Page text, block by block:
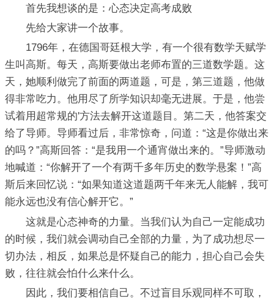
首先我想谈的是：心态决定高考成败
先给大家讲一个故事。
1796年，在德国哥廷根大学，有一个很有数学天赋学
生叫高斯。每天，高斯要做出老师布置的三道数学题。这
天，她顺利做完了前面的两道题，可是，第三道题，他做
得非常吃力。他用尽了所学知识却毫无进展。于是，他尝
试着用超常规的'方法去解开这道题目。第二天，他答案交
给了导师。导师看过后，非常惊奇，问道：“这是你做出来
的吗？”高斯回答：“是我用一个通宵做出来的。”导师激动
地喊道：“你解开了一个有两千多年历史的数学悬案！”高
斯后来回忆说：“如果知道这道题两千年来无人能解，我可
能永远也没有信心解开它。”
这就是心态神奇的力量。当我们认为自己一定能成功
的时候，我们就会调动自己全部的力量，为了成功想尽一
切办法，相反，如果总是怀疑自己的能力，担心自己会失
败，往往就会怕什么来什么。
因此，我们要相信自己。不过盲目乐观同样不可取，